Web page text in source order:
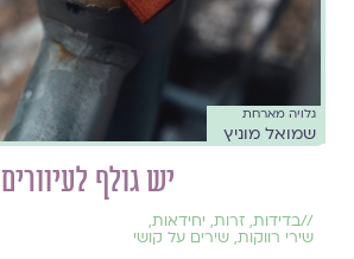
גלויה מארחת
שמואל מוניץ
יש גולף לעיוורים
//בדידות, זרות, יחידאות,
שירי רווקות, שירים על קושי